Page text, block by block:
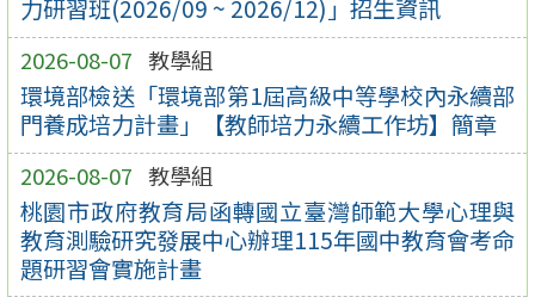
力研習班(2026/09 ~ 2026/12)」招生資訊
2026-08-07 教學組
環境部檢送「環境部第1屆高級中等學校內永續部
門養成培力計畫」【教師培力永續工作坊】簡章
2026-08-07 教學組
桃園市政府教育局函轉國立臺灣師範大學心理與
教育測驗研究發展中心辦理115年國中教育會考命
題研習會實施計畫